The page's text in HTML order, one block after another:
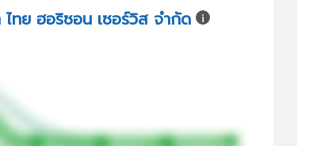
ทย ฮอริซอน เซอร์วิส จำกัด